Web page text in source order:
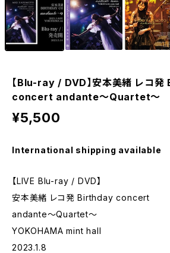
【Blu-ray / DVD】安本美緒 レコ
concert andante〜Quartet〜
¥5,500
International shipping available
【LIVE Blu-ray / DVD】
安本美緒 レコ発 Birthday concert
andante〜Quartet〜
YOKOHAMA mint hall
2023.1.8